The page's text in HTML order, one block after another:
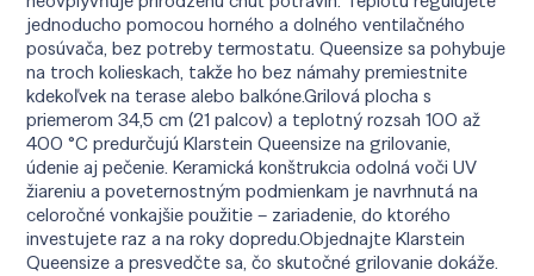
jednoducho pomocou horného a dolného ventilačného
posúvača, bez potreby termostatu. Queensize sa pohybuje
na troch kolieskach, takže ho bez námahy premiestnite
kdekoľvek na terase alebo balkóne.Grilová plocha s
priemerom 34,5 cm (21 palcov) a teplotný rozsah 100 až
400 °C predurčujú Klarstein Queensize na grilovanie,
údenie aj pečenie. Keramická konštrukcia odolná voči UV
žiareniu a poveternostným podmienkam je navrhnutá na
celoročné vonkajšie použitie – zariadenie, do ktorého
investujete raz a na roky dopredu.Objednajte Klarstein
Queensize a presvedčte sa, čo skutočné grilovanie dokáže.